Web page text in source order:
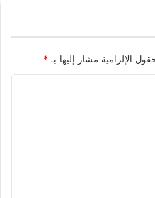
الإلزامية مشار إليها بـ *